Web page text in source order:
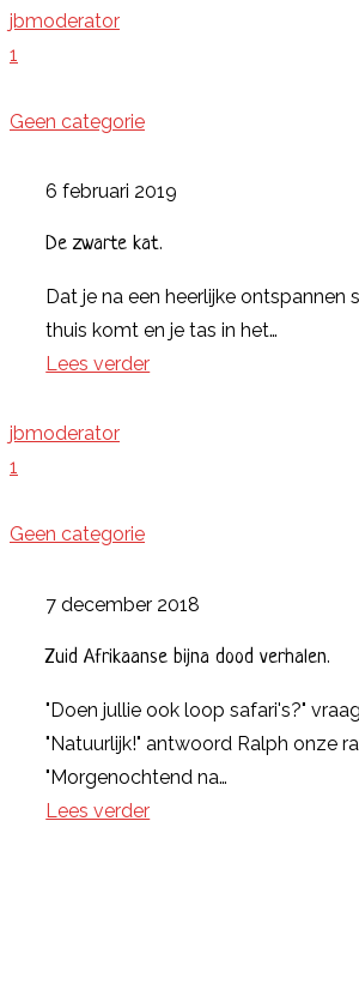
jbmoderator
1
Geen categorie
6 februari 2019
De zwarte kat.
Dat je na een heerlijke ontspannen
thuis komt en je tas in het…
Lees verder
jbmoderator
1
Geen categorie
7 december 2018
Zuid Afrikaanse bijna dood verhalen.
"Doen jullie ook loop safari's?"
"Natuurlijk!" antwoord Ralph onze
"Morgenochtend na…
Lees verder